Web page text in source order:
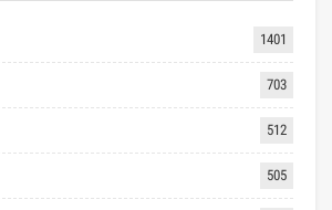
1401
703
512
505